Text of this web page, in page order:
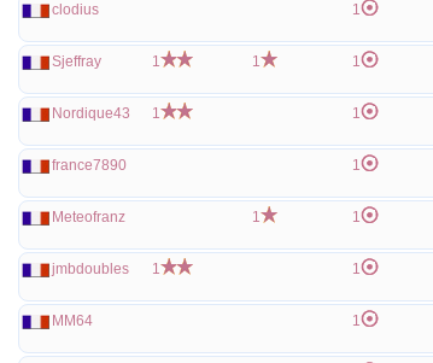
clodius 1
Sjeffray 1 1 1
Nordique43 1 1
france7890 1
Meteofranz 1 1
jmbdoubles 1 1
MM64 1